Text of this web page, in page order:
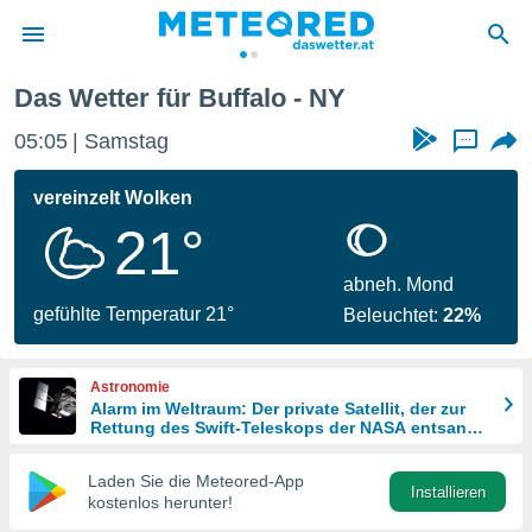
wurde
dass
sind.
diese
Das Wetter für Buffalo - NY
05:05 Samstag ...
vereinzelt Wolken
21°
gefühlte Temperatur 21°
abneh. Mond
Beleuchtet:22%
Astronomie
Alarm im Weltraum: Der private Satellit, der zur
Rettung des Swift-Teleskops der NASA entsandt
Laden Sie die Meteored-App
kostenlos herunter!
Installieren